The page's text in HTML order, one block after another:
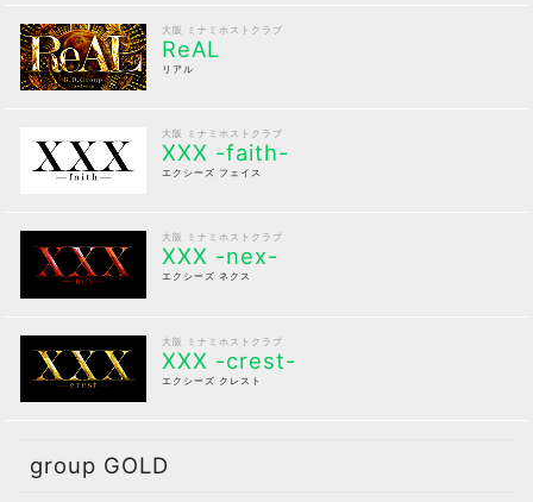
大阪 ミナミホストクラブ
ReAL
リアル
大阪 ミナミホストクラブ
XXX -faith-
エクシーズ フェイス
大阪 ミナミホストクラブ
XXX -nex-
エクシーズ ネクス
大阪 ミナミホストクラブ
XXX -crest-
エクシーズ クレスト
group GOLD